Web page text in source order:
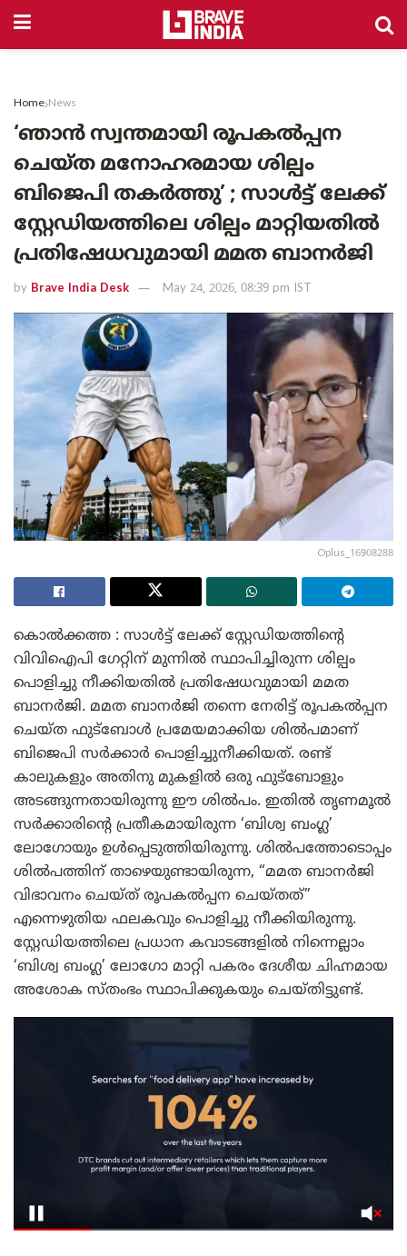
Home News
‘ഞാൻ സ്വന്തമായി രൂപകൽപ്പന
ചെയ്ത മനോഹരമായ ശില്പം
ബിജെപി തകർത്തു’ ; സാൾട്ട് ലേക്ക്
സ്റ്റേഡിയത്തിലെ ശില്പം മാറ്റിയതിൽ
പ്രതിഷേധവുമായി മമത ബാനർജി
by Brave India Desk May 24, 2026, 08:39 pm IST
Oplus_16908288
കൊൽക്കത്ത : സാൾട്ട് ലേക്ക് സ്റ്റേഡിയത്തിന്റെ
വിവിഐപി ഗേറ്റിന് മുന്നിൽ സ്ഥാപിച്ചിരുന്ന ശില്പം
പൊളിച്ചു നീക്കിയതിൽ പ്രതിഷേധവുമായി മമത
ബാനർജി. മമത ബാനർജി തന്നെ നേരിട്ട് രൂപകൽപ്പന
ചെയ്ത ഫുട്ബോൾ പ്രമേയമാക്കിയ ശിൽപമാണ്
ബിജെപി സർക്കാർ പൊളിച്ചുനീക്കിയത്. രണ്ട്
കാലുകളും അതിനു മുകളിൽ ഒരു ഫുട്ബോളും
അടങ്ങുന്നതായിരുന്നു ഈ ശിൽപം. ഇതിൽ തൃണമൂൽ
സർക്കാരിന്റെ പ്രതീകമായിരുന്ന ‘ബിശ്വ ബംഗ്ല’
ലോഗോയും ഉൾപ്പെടുത്തിയിരുന്നു. ശിൽപത്തോടൊപ്പം
ശിൽപത്തിന് താഴെയുണ്ടായിരുന്ന, “മമത ബാനർജി
വിഭാവനം ചെയ്ത് രൂപകൽപ്പന ചെയ്തത്”
എന്നെഴുതിയ ഫലകവും പൊളിച്ചു നീക്കിയിരുന്നു.
സ്റ്റേഡിയത്തിലെ പ്രധാന കവാടങ്ങളിൽ നിന്നെല്ലാം
‘ബിശ്വ ബംഗ്ല’ ലോഗോ മാറ്റി പകരം ദേശീയ ചിഹ്നമായ
അശോക സ്തംഭം സ്ഥാപിക്കുകയും ചെയ്തിട്ടുണ്ട്.